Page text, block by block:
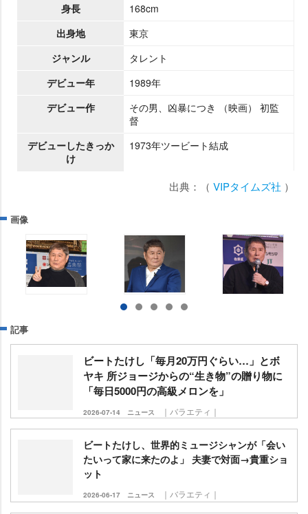
身長
168cm
出身地
東京
ジャンル
タレント
デビュー年
1989年
デビュー作
その男、凶暴につき （映画） 初監
督
デビューしたきっか
け
1973年ツービート結成
出典：（ VIPタイムズ社 ）
画像
記事
ビートたけし「毎月20万円ぐらい…」とボ
ヤキ 所ジョージからの“生き物”の贈り物に
「毎日5000円の高級メロンを」
2026-07-14 ニュース ｜バラエティ｜
ビートたけし、世界的ミュージシャンが「会い
たいって家に来たのよ」 夫妻で対面→貴重ショ
ット
2026-06-17 ニュース ｜バラエティ｜